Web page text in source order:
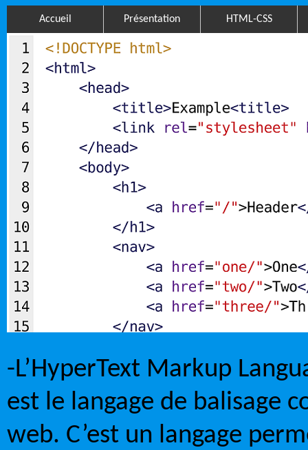
Accueil Présentation HTML-CSS
-L’HyperText Markup
est le langage de balisage
web. C’est un langage